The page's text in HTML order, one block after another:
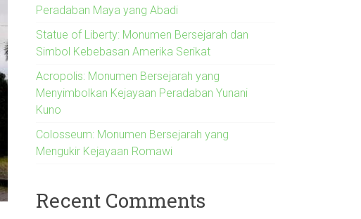
Peradaban Maya yang Abadi
Statue of Liberty: Monumen Bersejarah dan
Simbol Kebebasan Amerika Serikat
Acropolis: Monumen Bersejarah yang
Menyimbolkan Kejayaan Peradaban Yunani
Kuno
Colosseum: Monumen Bersejarah yang
Mengukir Kejayaan Romawi
Recent Comments